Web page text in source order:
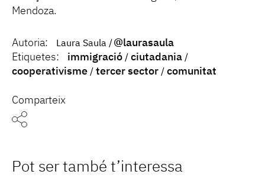
Mendoza.
Autoria: Laura Saula
@laurasaula
Etiquetes:
immigració
ciutadania
cooperativisme
tercer sector comunitat
Comparteix
Pot ser també t’interessa